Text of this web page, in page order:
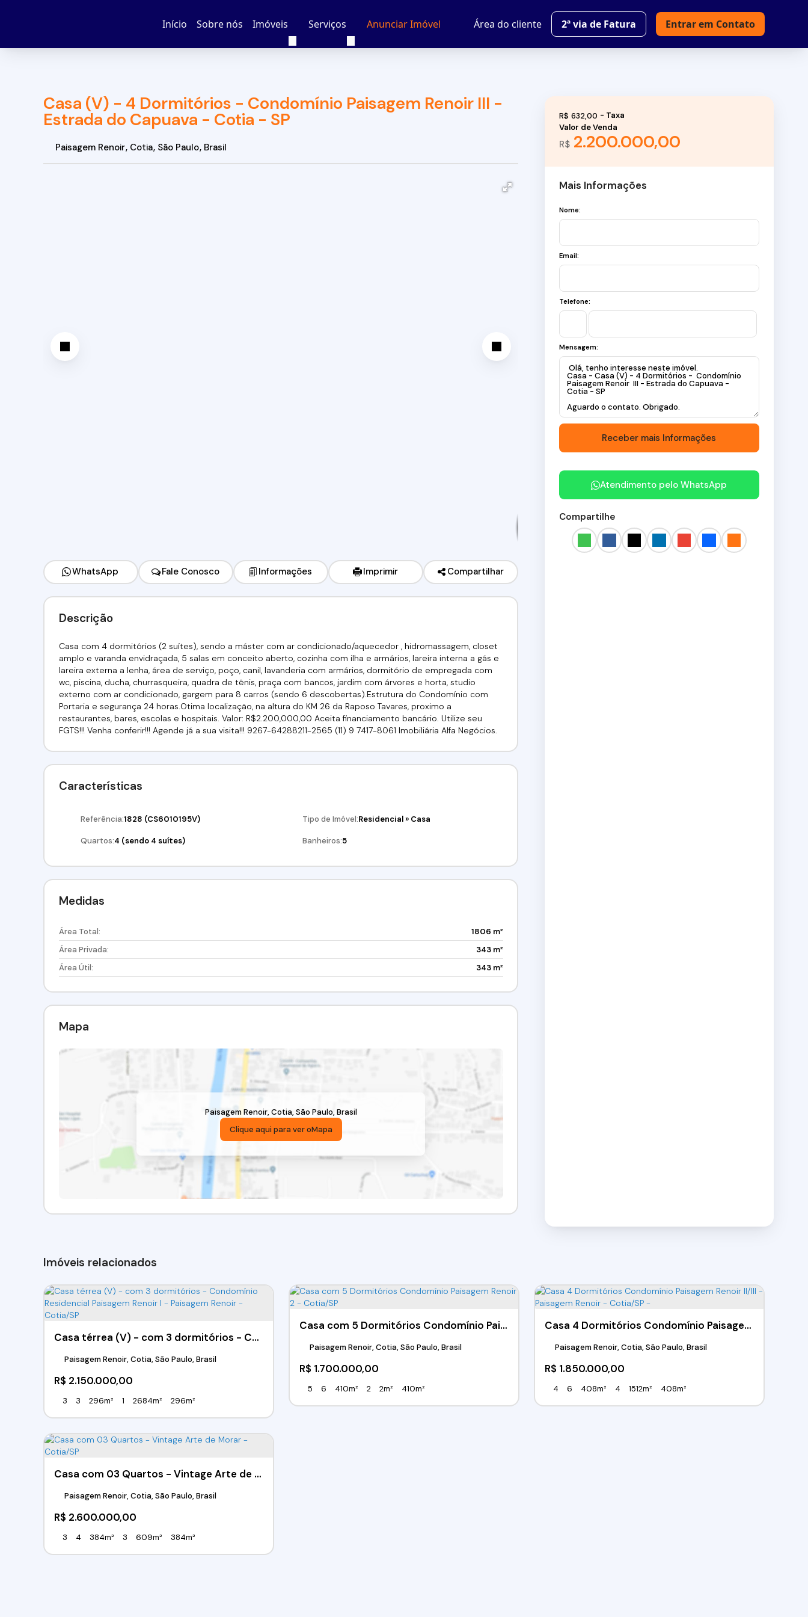
Entrar em Contato
2ª via de Fatura
Área do cliente
Anunciar Imóvel
Serviços
Imóveis
Sobre nós
Início
Casa (V) - 4 Dormitórios - Condomínio Paisagem Renoir III -
Estrada do Capuava - Cotia - SP
Paisagem Renoir, Cotia, São Paulo, Brasil
WhatsApp Fale Conosco Informações Imprimir Compartilhar
Descrição
Casa com 4 dormitórios (2 suítes), sendo a máster com ar condicionado/aquecedor , hidromassagem, closet
amplo e varanda envidraçada, 5 salas em conceito aberto, cozinha com ilha e armários, lareira interna a gás e
lareira externa a lenha, área de serviço, poço, canil, lavanderia com armários, dormitório de empregada com
wc, piscina, ducha, churrasqueira, quadra de tênis, praça com bancos, jardim com árvores e horta, studio
externo com ar condicionado, gargem para 8 carros (sendo 6 descobertas).Estrutura do Condomínio com
Portaria e segurança 24 horas.Otima localização, na altura do KM 26 da Raposo Tavares, proximo a
restaurantes, bares, escolas e hospitais. Valor: R$2.200,000,00 Aceita financiamento bancário. Utilize seu
FGTS!!! Venha conferir!!! Agende já a sua visita!!! 9267-64288211-2565 (11) 9 7417-8061 Imobiliária Alfa Negócios.
Características
Referência:1828 (CS6010195V) Tipo de Imóvel:Residencial» Casa
Quartos:4 (sendo 4 suítes) Banheiros:5
Medidas
Área Total:
1806 m²
Área Privada:
343 m²
Área Útil:
343 m²
Mapa
Paisagem Renoir, Cotia, São Paulo, Brasil
Clique aqui para ver oMapa
R$2.200.000,00
Valor de Venda
R$ 632,00
Mais Informações
Nome:
Email:
Telefone:
Mensagem:
Atendimento peloWhatsApp
Compartilhe
Imóveis relacionados
Casa térrea (V) - com 3 dormitórios - Condomínio Residencial Paisagem Renoir I - Paisagem Renoir - Cotia/SP
R$ 2.150.000,00
Paisagem Renoir, Cotia, São Paulo, Brasil
3 3 296m² 1 2684m² 296m²
Casa com 5 Dormitórios Condomínio Paisagem Renoir 2 - Cotia/SP
R$ 1.700.000,00
Paisagem Renoir, Cotia, São Paulo, Brasil
5 6 410m² 2 2m² 410m²
Casa 4 Dormitórios Condomínio Paisagem Renoir II/III - Paisagem Renoir - Cotia/SP -
R$ 1.850.000,00
Paisagem Renoir, Cotia, São Paulo, Brasil
4 6 408m² 4 1512m² 408m²
Casa com 03 Quartos - Vintage Arte de Morar - Cotia/SP
R$ 2.600.000,00
Paisagem Renoir, Cotia, São Paulo, Brasil
3 4 384m² 3 609m² 384m²